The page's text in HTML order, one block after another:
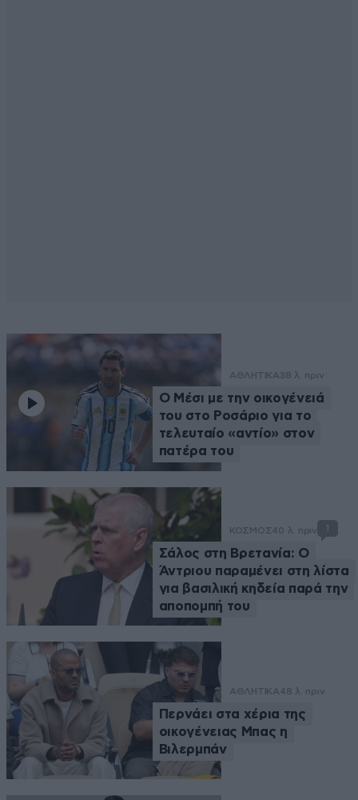
ΑΘΛΗΤΙΚΑ38 λ. πριν
Ο Μέσι με την οικογένειά
του στο Ροσάριο για το
τελευταίο «αντίο» στον
πατέρα του
ΚΟΣΜΟΣ40 λ. πριν 1
Σάλος στη Βρετανία: Ο
Άντριου παραμένει στη λίστα
για βασιλική κηδεία παρά την
αποπομπή του
ΑΘΛΗΤΙΚΑ48 λ. πριν
Περνάει στα χέρια της
οικογένειας Μπας η
Βιλερμπάν